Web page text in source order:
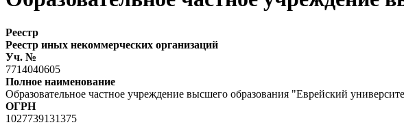
Реестр
Реестр иных некоммерческих организаций
Уч. №
7714040605
Полное наименование
Образовательное частное учреждение высшего образования "Еврейский
ОГРН
1027739131375